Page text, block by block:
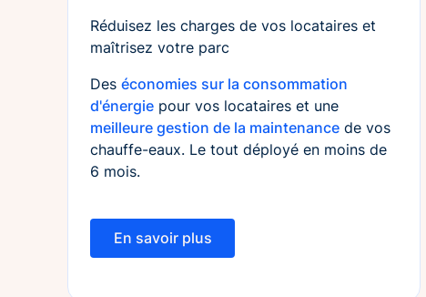
Réduisez les charges de vos locataires et
maîtrisez votre parc
Deséconomies sur la consommation
d'énergie pour vos locataires et une
meilleure gestion de la maintenance de vos
chauffe-eaux. Le tout déployé en moins de
6 mois.
En savoir plus
En savoir plus